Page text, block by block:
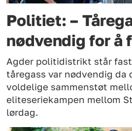
Politiet: –
nødvendig for å
Agder politidistrikt står
tåregass var nødvendig da
voldelige sammenstøt
eliteseriekampen mellom
lørdag.